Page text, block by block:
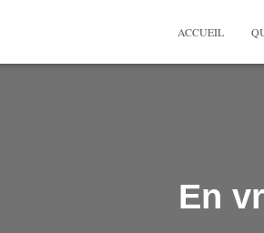
ACCUEIL
En